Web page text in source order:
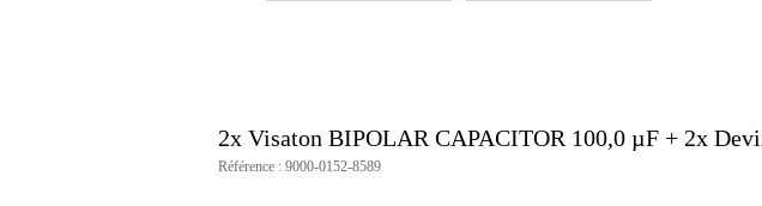
2x Visaton BIPOLAR CAPACITOR 100,0 µF + 2x
Référence : 9000-0152-8589